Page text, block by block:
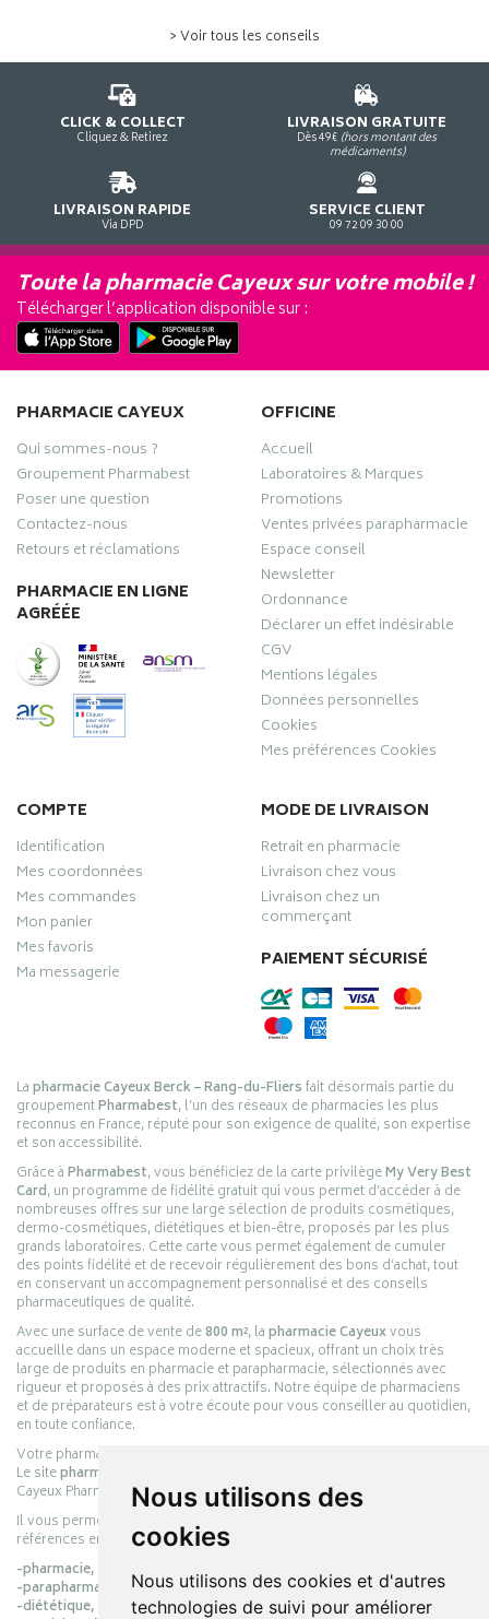
Nous utilisons des
cookies
Nous utilisons des cookies et d'autres
technologies de suivi pour améliorer
> Voir tous les conseils
CLICK & COLLECT
Cliquez & Retirez
LIVRAISON GRATUITE
Dès 49€ (hors montant des
médicaments)
LIVRAISON RAPIDE
Via DPD
SERVICE CLIENT
09 72 09 30 00
Toute la pharmacie Cayeux sur votre mobile !
Télécharger l’application disponible sur :
PHARMACIE CAYEUX
Qui sommes-nous ?
Groupement Pharmabest
Poser une question
Contactez-nous
Retours et réclamations
PHARMACIE EN LIGNE
AGRÉÉE
OFFICINE
Accueil
Laboratoires & Marques
Promotions
Ventes privées parapharmacie
Espace conseil
Newsletter
Ordonnance
Déclarer un effet indésirable
CGV
Mentions légales
Données personnelles
Cookies
Mes préférences Cookies
COMPTE
Identification
Mes coordonnées
Mes commandes
Mon panier
Mes favoris
Ma messagerie
MODE DE LIVRAISON
Retrait en pharmacie
Livraison chez vous
Livraison chez un
commerçant
PAIEMENT SÉCURISÉ
Lapharmacie Cayeux Berck – Rang-du-Fliersfait désormais partie du
groupementPharmabest, l’un des réseaux de pharmacies les plus
reconnus en France, réputé pour son exigence de qualité, son expertise
et son accessibilité.
Grâce àPharmabest, vous bénéficiez de la carte privilègeMy Very Best
Card, un programme de fidélité gratuit qui vous permet d’accéder à de
nombreuses offres sur une large sélection de produits cosmétiques,
dermo-cosmétiques, diététiques et bien-être, proposés par les plus
grands laboratoires. Cette carte vous permet également de cumuler
des points fidélité et de recevoir régulièrement des bons d’achat, tout
en conservant un accompagnement personnalisé et des conseils
pharmaceutiques de qualité.
Avec une surface de vente de800 m², lapharmacie Cayeuxvous
accueille dans un espace moderne et spacieux, offrant un choix très
large de produits en pharmacie et parapharmacie, sélectionnés avec
rigueur et proposés à des prix attractifs. Notre équipe de pharmaciens
et de préparateurs est à votre écoute pour vous conseiller au quotidien,
en toute confiance.
Votre pharmacie en ligne :
Le sitepharmacie-cayeux.fr
Cayeux Pharmabest Berck-sur-Mer – Rang-du-Fliers.
Il vous permet de réaliser vos achats en ligne parmi des milliers de
références en :
-pharmacie,
-parapharmacie,
-diététique,